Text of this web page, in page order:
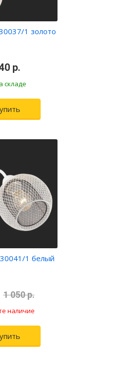
1 золото
р.
складе
1 белый
1 050 р.
наличие